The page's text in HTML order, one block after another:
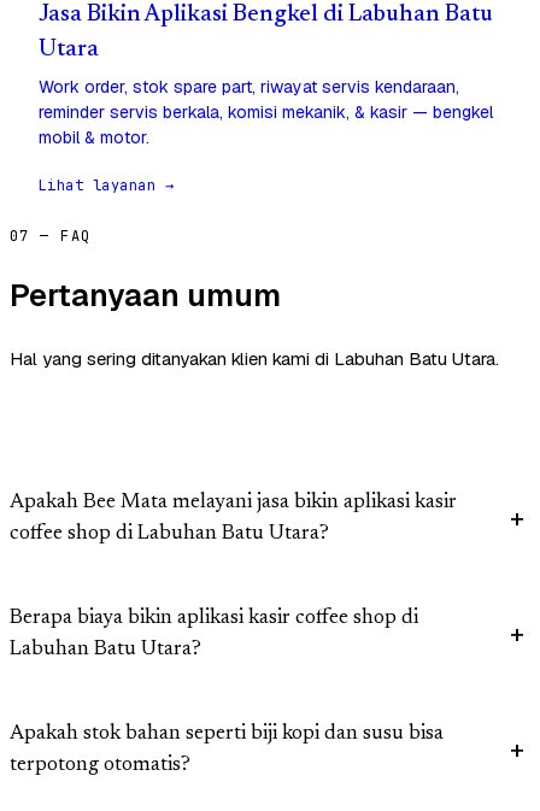
Jasa Bikin Aplikasi Bengkel di Labuhan Batu
Utara
Work order, stok spare part, riwayat servis kendaraan,
reminder servis berkala, komisi mekanik, & kasir — bengkel
mobil & motor.
Lihat layanan →
07 — FAQ
Pertanyaan umum
Hal yang sering ditanyakan klien kami di Labuhan Batu Utara.
Apakah Bee Mata melayani jasa bikin aplikasi kasir
coffee shop di Labuhan Batu Utara?
Berapa biaya bikin aplikasi kasir coffee shop di
Labuhan Batu Utara?
Apakah stok bahan seperti biji kopi dan susu bisa
terpotong otomatis?